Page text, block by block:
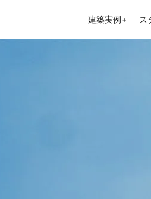
建築実例 ＋ ス